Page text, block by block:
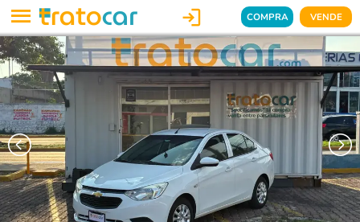
 COMPRA VENDE